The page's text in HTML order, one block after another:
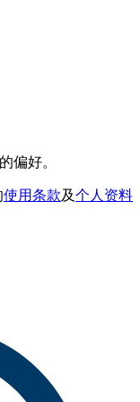
偏好。
使用条款及个人资料